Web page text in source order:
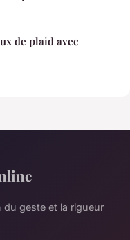
de plaid avec
du geste et la rigueur